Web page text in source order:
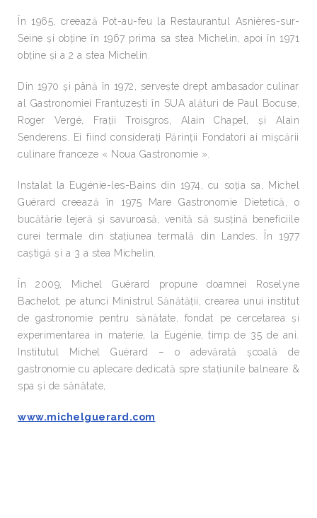
În 1965, creează Pot-au-feu la Restaurantul Asnières-sur-
Seine și obține în 1967 prima sa stea Michelin, apoi în 1971
obține și a 2 a stea Michelin.
Din 1970 și până în 1972, servește drept ambasador culinar
al Gastronomiei Frantuzești în SUA alături de Paul Bocuse,
Roger Vergé, Frații Troisgros, Alain Chapel, și Alain
Senderens. Ei fiind considerați Părinții Fondatori ai mișcării
culinare franceze « Noua Gastronomie ».
Instalat la Eugénie-les-Bains din 1974, cu soția sa, Michel
Guérard creează în 1975 Mare Gastronomie Dietetică, o
bucătărie lejeră și savuroasă, venită să susțină beneficiile
curei termale din stațiunea termală din Landes. În 1977
caștigă și a 3 a stea Michelin.
În 2009, Michel Guérard propune doamnei Roselyne
Bachelot, pe atunci Ministrul Sănătății, crearea unui institut
de gastronomie pentru sănătate, fondat pe cercetarea și
experimentarea in materie, la Eugénie, timp de 35 de ani.
Institutul Michel Guérard – o adevărată școală de
gastronomie cu aplecare dedicată spre stațiunile balneare &
spa și de sănătate,
www.michelguerard.com